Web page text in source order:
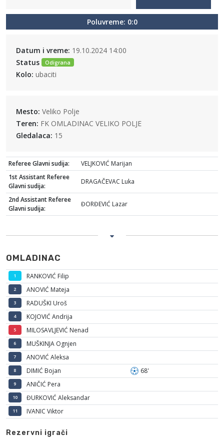
Poluvreme: 0:0
Datum i vreme: 19.10.2024 14:00
Status
Odigrana
Kolo: ubaciti
Mesto: Veliko Polje
Teren: FK OMLADINAC VELIKO POLJE
Gledalaca: 15
Referee Glavni sudija:
VELJKOVIĆ Marijan
1st Assistant Referee
Glavni sudija:
DRAGAČEVAC Luka
2nd Assistant Referee
Glavni sudija:
ĐORĐEVIĆ Lazar
OMLADINAC
1 RANKOVIĆ Filip
2 ANOVIĆ Mateja
3 RADUŠKI Uroš
4 KOJOVIĆ Andrija
5 MILOSAVLJEVIĆ Nenad
6 MUŠKINJA Ognjen
7 ANOVIĆ Aleksa
8 DIMIĆ Bojan 68'
9 ANIČIĆ Pera
10 ĐURKOVIĆ Aleksandar
11 IVANIC Viktor
Rezervni igrači